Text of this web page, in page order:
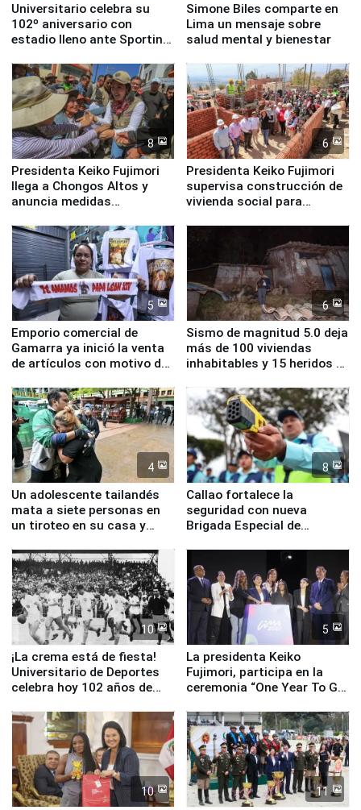
Universitario celebra su
102º aniversario con
estadio lleno ante Sporting
Simone Biles comparte en
Lima un mensaje sobre
salud mental y bienestar
8
Presidenta Keiko Fujimori
llega a Chongos Altos y
anuncia medidas
educación, salud y empleo
6
Presidenta Keiko Fujimori
supervisa construcción de
vivienda social para
5
Emporio comercial de
Gamarra ya inició la venta
de artículos con motivo de
6
Sismo de magnitud 5.0 deja
más de 100 viviendas
inhabitables y 15 heridos en
4
Un adolescente tailandés
mata a siete personas en
un tiroteo en su casa y
8
Callao fortalece la
seguridad con nueva
Brigada Especial de
equipamiento para
Serenazgo
10
¡La crema está de fiesta!
Universitario de Deportes
celebra hoy 102 años de
5
La presidenta Keiko
Fujimori, participa en la
ceremonia “One Year To Go
10 11